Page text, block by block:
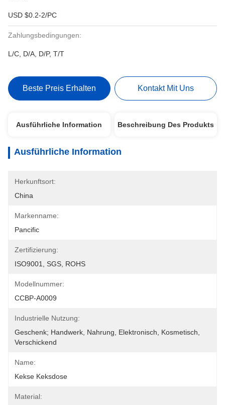
USD $0.2-2/PC
Zahlungsbedingungen:
L/C, D/A, D/P, T/T
Beste Preis Erhalten Kontakt Mit Uns
Ausführliche Information Beschreibung Des Produkts
Ausführliche Information
Herkunftsort:
China
Markenname:
Pancific
Zertifizierung:
ISO9001, SGS, ROHS
Modellnummer:
CCBP-A0009
Industrielle Nutzung:
Geschenk; Handwerk, Nahrung, Elektronisch, Kosmetisch,
Verschickend
Name:
Kekse Keksdose
Material: